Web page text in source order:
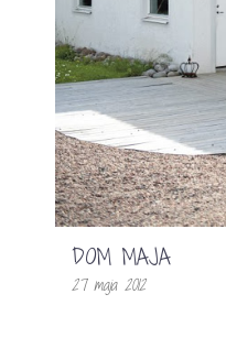
DOM MAJA
27 maja 2012